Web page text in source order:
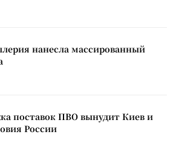
нанесла массированный
поставок ПВО вынудит Киев и
России